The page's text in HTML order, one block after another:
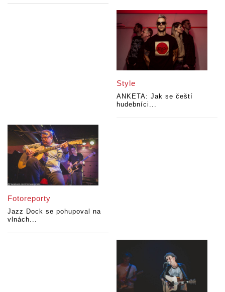
Style
ANKETA: Jak se čeští
hudebníci...
Fotoreporty
Jazz Dock se pohupoval na
vlnách...